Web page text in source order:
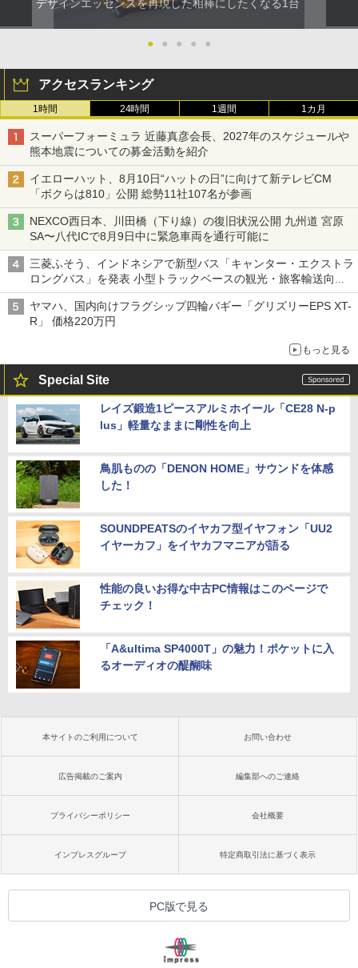
デザインエッセンスを再現した相棒にしたくなる1台
● ● ● ● ●
アクセスランキング
1時間 24時間 1週間 1カ月
スーパーフォーミュラ 近藤真彦会長、2027年のスケジュールや
熊本地震についての募金活動を紹介
イエローハット、8月10日“ハットの日”に向けて新テレビCM
「ボクらは810」公開 総勢11社107名が参画
NEXCO西日本、川田橋（下り線）の復旧状況公開 九州道 宮原
SA〜八代ICで8月9日中に緊急車両を通行可能に
三菱ふそう、インドネシアで新型バス「キャンター・エクストラ
ロングバス」を発表 小型トラックベースの観光・旅客輸送向け
バス
ヤマハ、国内向けフラグシップ四輪バギー「グリズリーEPS XT-
R」 価格220万円
もっと見る
Special Site
レイズ鍛造1ピースアルミホイール「CE28 N-p
lus」軽量なままに剛性を向上
鳥肌ものの「DENON HOME」サウンドを体感
した！
SOUNDPEATSのイヤカフ型イヤフォン「UU2
イヤーカフ」をイヤカフマニアが語る
性能の良いお得な中古PC情報はこのページで
チェック！
「A&ultima SP4000T」の魅力！ポケットに入
るオーディオの醍醐味
本サイトのご利用について お問い合わせ
広告掲載のご案内 編集部へのご連絡
プライバシーポリシー 会社概要
インプレスグループ 特定商取引法に基づく表示
PC版で見る